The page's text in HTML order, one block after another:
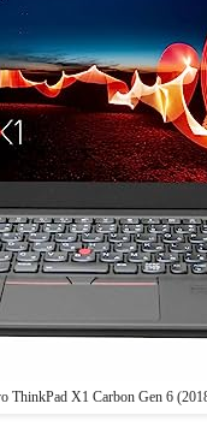
ThinkPad X1 Carbon Gen 6